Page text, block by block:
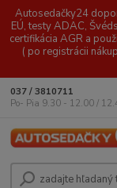
Autosedačky24
EÚ, testy ADAC,
certifikácia AGR a
( po registrácii
037 / 3810711
Po- Pia 9.30 - 12.00 /